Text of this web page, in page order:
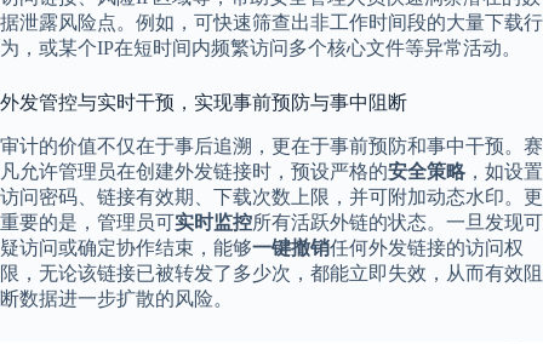
据泄露风险点。例如，可快速筛查出非工作时间段的大量下载行
为，或某个IP在短时间内频繁访问多个核心文件等异常活动。
外发管控与实时干预，实现事前预防与事中阻断
审计的价值不仅在于事后追溯，更在于事前预防和事中干预。赛
凡允许管理员在创建外发链接时，预设严格的安全策略 ，如设置
访问密码、链接有效期、下载次数上限，并可附加动态水印。更
重要的是，管理员可实时监控所有活跃外链的状态。一旦发现可
疑访问或确定协作结束，能够一键撤销任何外发链接的访问权
限，无论该链接已被转发了多少次，都能立即失效，从而有效阻
断数据进一步扩散的风险。